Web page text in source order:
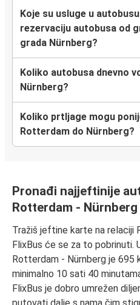
Koje su usluge u
rezervaciju autobusa od
grada Nürnberg?
Koliko autobusa dnevno
Nürnberg?
Koliko prtljage mogu
Rotterdam do Nürnberg?
Pronađi najjeftinije
Rotterdam - Nürnberg
Tražiš jeftine karte na relaciji
FlixBus će se za to pobrinuti.
Rotterdam - Nürnberg je 695
minimalno 10 sati 40
FlixBus je dobro umrežen